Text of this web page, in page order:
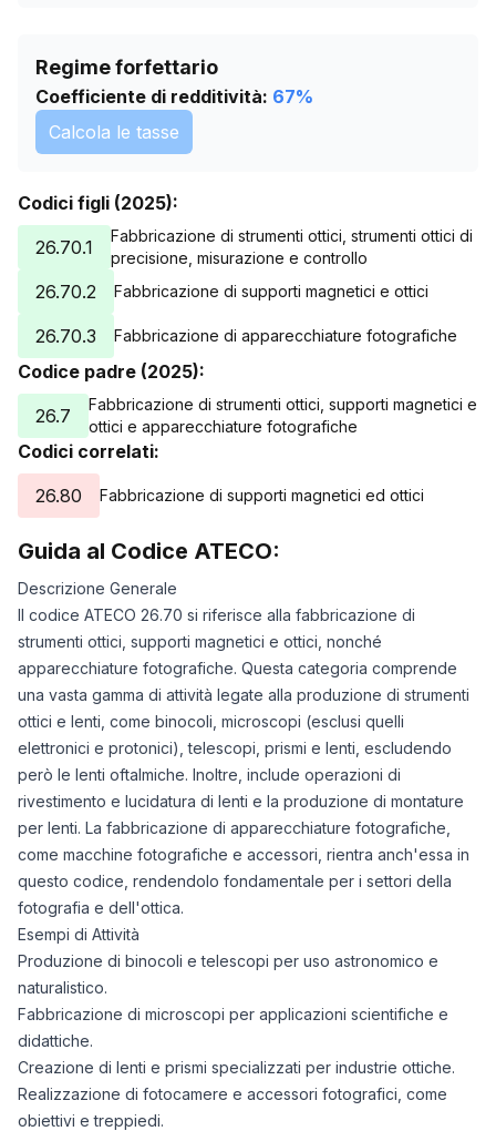
Regime forfettario
Coefficiente di redditività: 67%
Calcola le tasse
Codici figli (2025):
26.70.1
Fabbricazione di strumenti ottici, strumenti ottici di
precisione, misurazione e controllo
26.70.2 Fabbricazione di supporti magnetici e ottici
26.70.3 Fabbricazione di apparecchiature fotografiche
Codice padre (2025):
26.7
Fabbricazione di strumenti ottici, supporti magnetici e
ottici e apparecchiature fotografiche
Codici correlati:
26.80
Fabbricazione di supporti magnetici ed ottici
Guida al Codice ATECO:
Descrizione Generale
Il codice ATECO 26.70 si riferisce alla fabbricazione di
strumenti ottici, supporti magnetici e ottici, nonché
apparecchiature fotografiche. Questa categoria comprende
una vasta gamma di attività legate alla produzione di strumenti
ottici e lenti, come binocoli, microscopi (esclusi quelli
elettronici e protonici), telescopi, prismi e lenti, escludendo
però le lenti oftalmiche. Inoltre, include operazioni di
rivestimento e lucidatura di lenti e la produzione di montature
per lenti. La fabbricazione di apparecchiature fotografiche,
come macchine fotografiche e accessori, rientra anch'essa in
questo codice, rendendolo fondamentale per i settori della
fotografia e dell'ottica.
Esempi di Attività
Produzione di binocoli e telescopi per uso astronomico e
naturalistico.
Fabbricazione di microscopi per applicazioni scientifiche e
didattiche.
Creazione di lenti e prismi specializzati per industrie ottiche.
Realizzazione di fotocamere e accessori fotografici, come
obiettivi e treppiedi.